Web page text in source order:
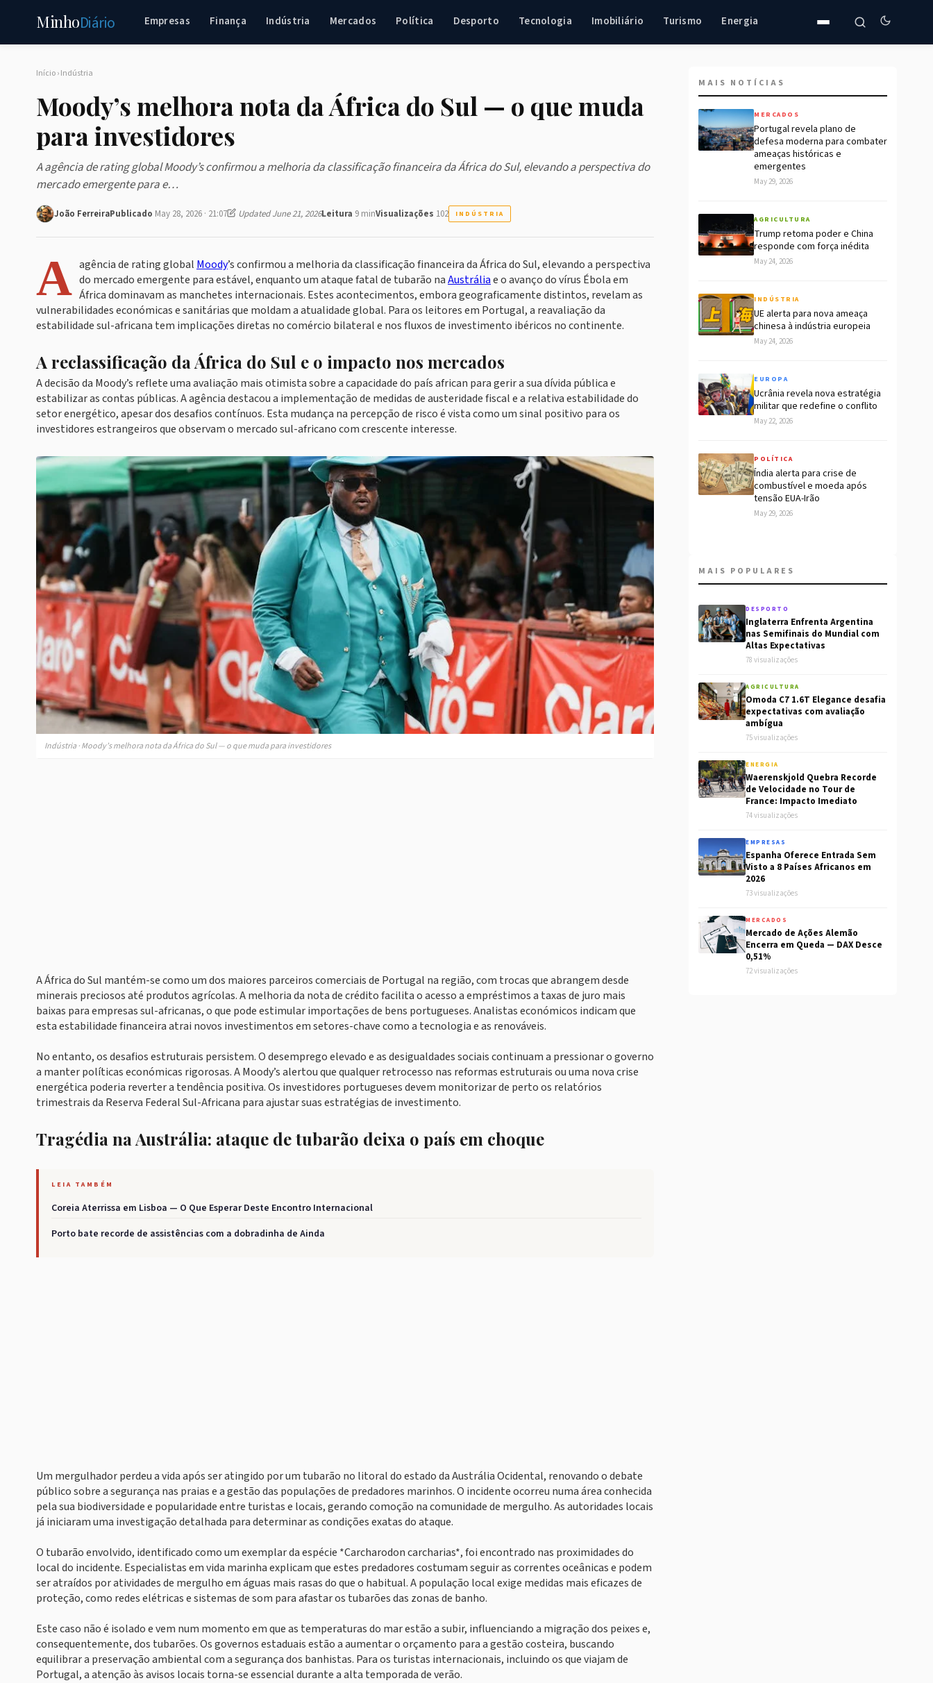
MinhoDiário Empresas Finança Indústria Mercados Política Desporto Tecnologia Imobiliário Turismo Energia
Início›Indústria
Moody’s melhora nota da África do Sul — o que muda
para investidores
A agência de rating global Moody’s confirmou a melhoria da classificação financeira da África do Sul, elevando a perspectiva do
mercado emergente para e…
João FerreiraPublicado May 28, 2026 · 21:07 Updated June 21, 2026Leitura 9 minVisualizações 102 INDÚSTRIA
A agência de rating global Moody’s confirmou a melhoria da classificação financeira da África do Sul, elevando a perspectiva
do mercado emergente para estável, enquanto um ataque fatal de tubarão naAustráliae o avanço do vírus Ébola em
África dominavam as manchetes internacionais. Estes acontecimentos, embora geograficamente distintos, revelam as
vulnerabilidades económicas e sanitárias que moldam a atualidade global. Para os leitores em Portugal, a reavaliação da
estabilidade sul-africana tem implicações diretas no comércio bilateral e nos fluxos de investimento ibéricos no continente.
A reclassificação da África do Sul e o impacto nos mercados
A decisão da Moody’s reflete uma avaliação mais otimista sobre a capacidade do país african para gerir a sua dívida pública e
estabilizar as contas públicas. A agência destacou a implementação de medidas de austeridade fiscal e a relativa estabilidade do
setor energético, apesar dos desafios contínuos. Esta mudança na percepção de risco é vista como um sinal positivo para os
investidores estrangeiros que observam o mercado sul-africano com crescente interesse.
Indústria · Moody’s melhora nota da África do Sul — o que muda para investidores
A África do Sul mantém-se como um dos maiores parceiros comerciais de Portugal na região, com trocas que abrangem desde
minerais preciosos até produtos agrícolas. A melhoria da nota de crédito facilita o acesso a empréstimos a taxas de juro mais
baixas para empresas sul-africanas, o que pode estimular importações de bens portugueses. Analistas económicos indicam que
esta estabilidade financeira atrai novos investimentos em setores-chave como a tecnologia e as renováveis.
No entanto, os desafios estruturais persistem. O desemprego elevado e as desigualdades sociais continuam a pressionar o governo
a manter políticas económicas rigorosas. A Moody’s alertou que qualquer retrocesso nas reformas estruturais ou uma nova crise
energética poderia reverter a tendência positiva. Os investidores portugueses devem monitorizar de perto os relatórios
trimestrais da Reserva Federal Sul-Africana para ajustar suas estratégias de investimento.
Tragédia na Austrália: ataque de tubarão deixa o país em choque
LEIA TAMBÉM
Coreia Aterrissa em Lisboa — O Que Esperar Deste Encontro Internacional
Porto bate recorde de assistências com a dobradinha de Ainda
Um mergulhador perdeu a vida após ser atingido por um tubarão no litoral do estado da Austrália Ocidental, renovando o debate
público sobre a segurança nas praias e a gestão das populações de predadores marinhos. O incidente ocorreu numa área conhecida
pela sua biodiversidade e popularidade entre turistas e locais, gerando comoção na comunidade de mergulho. As autoridades locais
já iniciaram uma investigação detalhada para determinar as condições exatas do ataque.
O tubarão envolvido, identificado como um exemplar da espécie *Carcharodon carcharias*, foi encontrado nas proximidades do
local do incidente. Especialistas em vida marinha explicam que estes predadores costumam seguir as correntes oceânicas e podem
ser atraídos por atividades de mergulho em águas mais rasas do que o habitual. A população local exige medidas mais eficazes de
proteção, como redes elétricas e sistemas de som para afastar os tubarões das zonas de banho.
Este caso não é isolado e vem num momento em que as temperaturas do mar estão a subir, influenciando a migração dos peixes e,
consequentemente, dos tubarões. Os governos estaduais estão a aumentar o orçamento para a gestão costeira, buscando
equilibrar a preservação ambiental com a segurança dos banhistas. Para os turistas internacionais, incluindo os que viajam de
Portugal, a atenção às avisos locais torna-se essencial durante a alta temporada de verão.
MAIS NOTÍCIAS
MERCADOS
Portugal revela plano de
defesa moderna para combater
ameaças históricas e
emergentes
May 29, 2026
AGRICULTURA
Trump retoma poder e China
responde com força inédita
May 24, 2026
INDÚSTRIA
UE alerta para nova ameaça
chinesa à indústria europeia
May 24, 2026
EUROPA
Ucrânia revela nova estratégia
militar que redefine o conflito
May 22, 2026
POLÍTICA
Índia alerta para crise de
combustível e moeda após
tensão EUA-Irão
May 29, 2026
MAIS POPULARES
DESPORTO
Inglaterra Enfrenta Argentina
nas Semifinais do Mundial com
Altas Expectativas
78 visualizações
AGRICULTURA
Omoda C7 1.6T Elegance desafia
expectativas com avaliação
ambígua
75 visualizações
ENERGIA
Waerenskjold Quebra Recorde
de Velocidade no Tour de
France: Impacto Imediato
74 visualizações
EMPRESAS
Espanha Oferece Entrada Sem
Visto a 8 Países Africanos em
2026
73 visualizações
MERCADOS
Mercado de Ações Alemão
Encerra em Queda — DAX Desce
0,51%
72 visualizações